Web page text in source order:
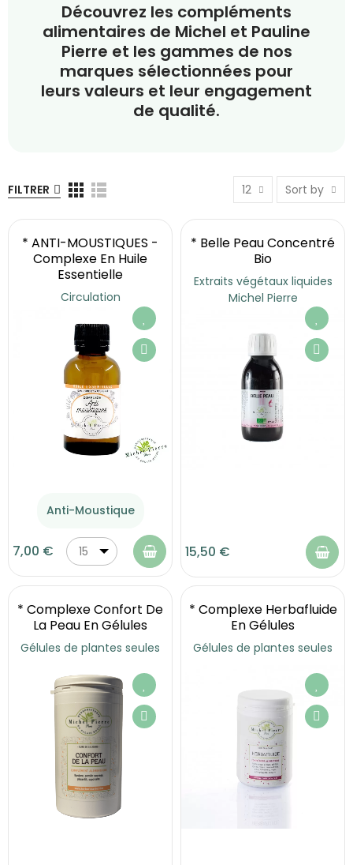
Découvrez les compléments
alimentaires de Michel et Pauline
Pierre et les gammes de nos
marques sélectionnées pour
leurs valeurs et leur engagement
de qualité.
FILTRER 12 Sort by
* ANTI-MOUSTIQUES -
Complexe En Huile
Essentielle
Circulation
Anti-Moustique
7,00 €
15
ml
* Belle Peau Concentré
Bio
Extraits végétaux liquides
Michel Pierre
15,50 €
* Complexe Confort De
La Peau En Gélules
Gélules de plantes seules
* Complexe Herbafluide
En Gélules
Gélules de plantes seules